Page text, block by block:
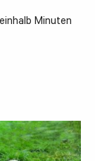
Minuten